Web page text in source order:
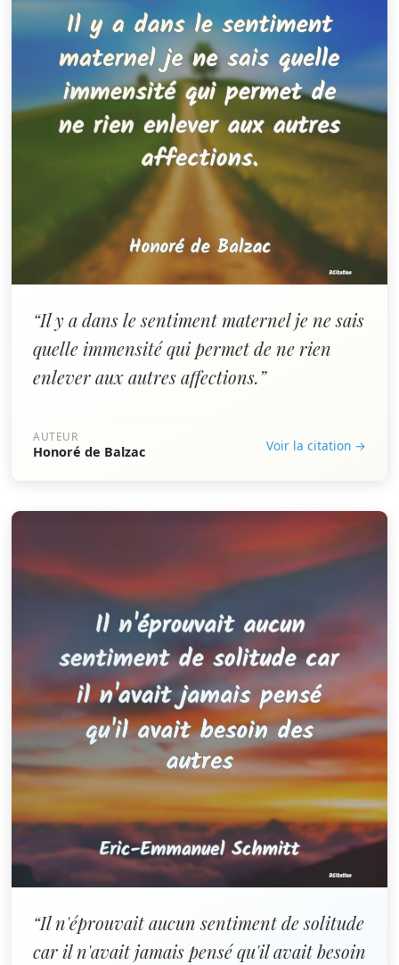
“Il y a dans le sentiment maternel je ne sais
quelle immensité qui permet de ne rien
enlever aux autres affections.”
AUTEUR
Honoré de Balzac Voir la citation →
“Il n'éprouvait aucun sentiment de solitude
car il n'avait jamais pensé qu'il avait besoin